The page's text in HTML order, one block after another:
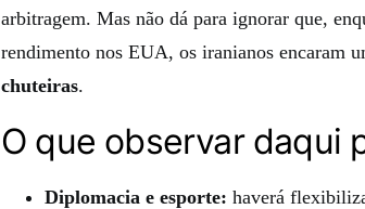
arbitragem. Mas não dá para ignorar que,
rendimento nos EUA, os iranianos encaram
chuteiras.
O que observar daqui
Diplomacia e esporte: haverá